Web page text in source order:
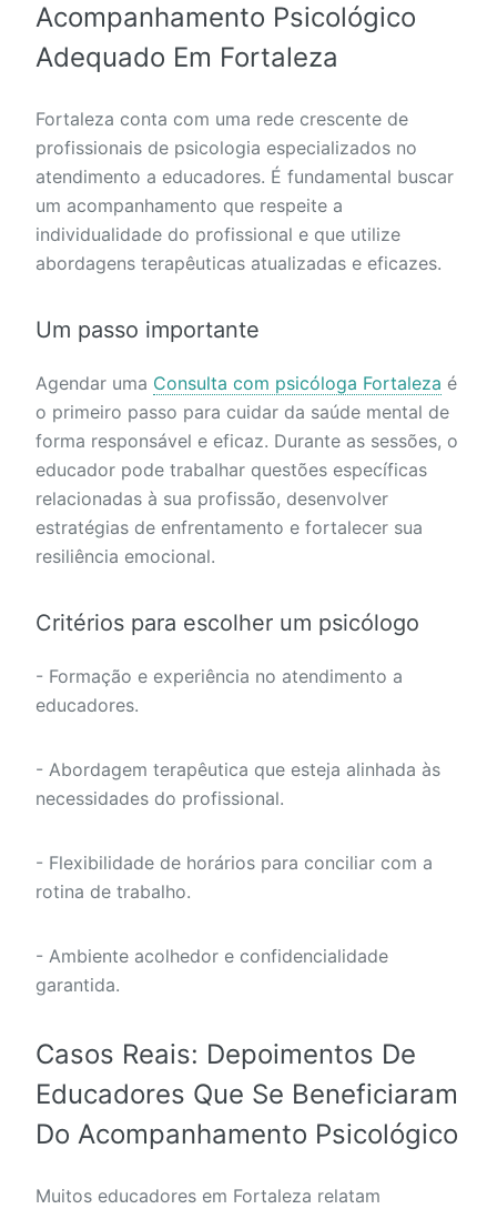
Acompanhamento Psicológico
Adequado Em Fortaleza
Fortaleza conta com uma rede crescente de
profissionais de psicologia especializados no
atendimento a educadores. É fundamental buscar
um acompanhamento que respeite a
individualidade do profissional e que utilize
abordagens terapêuticas atualizadas e eficazes.
Um passo importante
Agendar uma Consulta com psicóloga Fortaleza é
o primeiro passo para cuidar da saúde mental de
forma responsável e eficaz. Durante as sessões, o
educador pode trabalhar questões específicas
relacionadas à sua profissão, desenvolver
estratégias de enfrentamento e fortalecer sua
resiliência emocional.
Critérios para escolher um psicólogo
- Formação e experiência no atendimento a
educadores.
- Abordagem terapêutica que esteja alinhada às
necessidades do profissional.
- Flexibilidade de horários para conciliar com a
rotina de trabalho.
- Ambiente acolhedor e confidencialidade
garantida.
Casos Reais: Depoimentos De
Educadores Que Se Beneficiaram
Do Acompanhamento Psicológico
Muitos educadores em Fortaleza relatam